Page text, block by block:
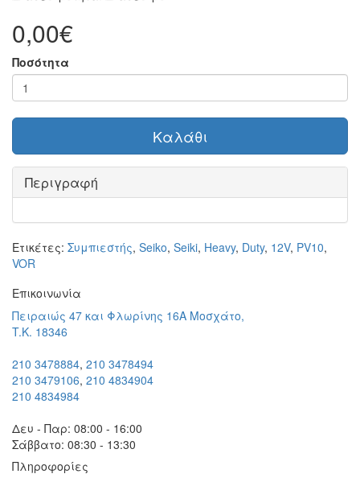
0,00€
Ποσότητα
Καλάθι
Περιγραφή
Ετικέτες: Συμπιεστής, Seiko, Seiki, Heavy, Duty, 12V, PV10,
VOR
Eπικοινωνία
Πειραιώς 47 και Φλωρίνης 16Α Μοσχάτο,
T.K. 18346
210 3478884, 210 3478494
210 3479106, 210 4834904
210 4834984
Δευ - Παρ: 08:00 - 16:00
Σάββατο: 08:30 - 13:30
Πληροφορίες